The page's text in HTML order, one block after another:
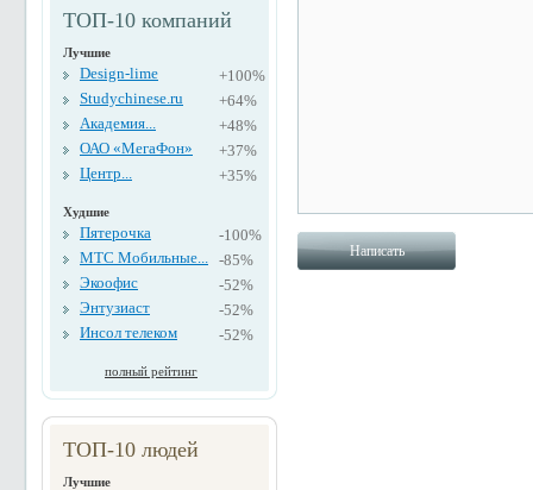
ТОП-10 компаний
Лучшие
Design-lime
+100%
Studychinese.ru
+64%
Академия...
+48%
ОАО «МегаФон»
+37%
Центр...
+35%
Худшие
Пятерочка
-100%
МТС Мобильные... -85%
Экоофис
-52%
Энтузиаст
-52%
Инсол телеком
-52%
полный рейтинг
ТОП-10 людей
Лучшие